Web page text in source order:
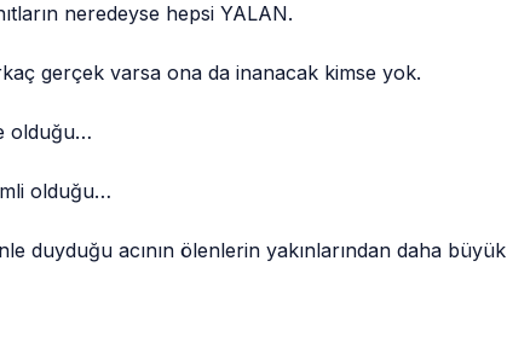
neredeyse hepsi YALAN.
gerçek varsa ona da inanacak kimse yok.
olduğu…
olduğu…
duyduğu acının ölenlerin yakınlarından daha büyük